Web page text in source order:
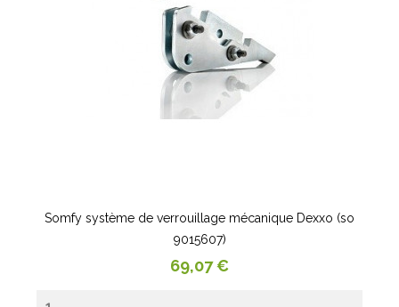
Somfy système de verrouillage mécanique Dexxo (so
9015607)
Prix
69,07 €